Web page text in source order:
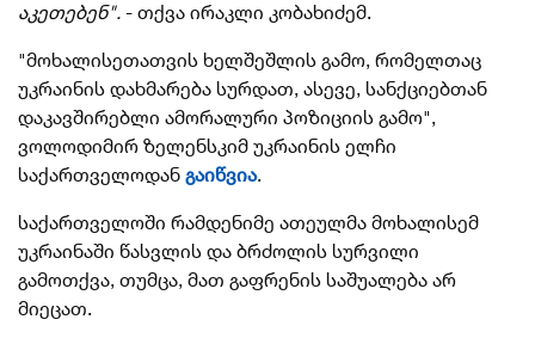
აკეთებენ". - თქვა ირაკლი კობახიძემ.
"მოხალისეთათვის ხელშეშლის გამო, რომელთაც
უკრაინის დახმარება სურდათ, ასევე, სანქციებთან
დაკავშირებლი ამორალური პოზიციის გამო",
ვოლოდიმირ ზელენსკიმ უკრაინის ელჩი
საქართველოდან გაიწვია.
საქართველოში რამდენიმე ათეულმა მოხალისემ
უკრაინაში წასვლის და ბრძოლის სურვილი
გამოთქვა, თუმცა, მათ გაფრენის საშუალება არ
მიეცათ.